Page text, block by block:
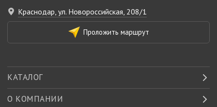
Краснодар, ул. Новороссийская, 208/1
Проложить маршрут
КАТАЛОГ
О КОМПАНИИ